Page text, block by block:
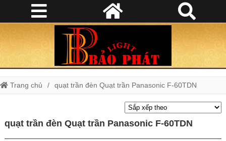
Trang chủ quạt trần đèn Quạt trần Panasonic F-60TDN
quạt trần đèn Quạt trần Panasonic F-60TDN